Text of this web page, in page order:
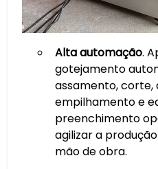
Alta automação.
gotejamento
assamento, corte,
empilhamento e
preenchimento
agilizar a
mão de obra.